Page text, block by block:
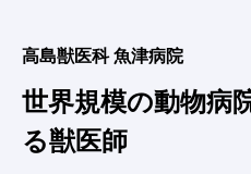
高島獣医科 魚津病院
世界規模の動物病
る獣医師